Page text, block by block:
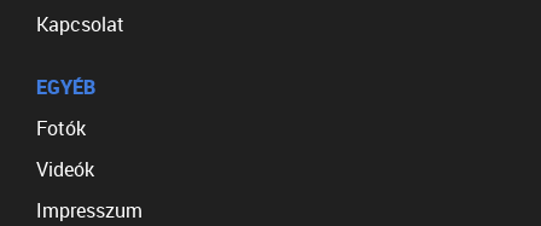
Kapcsolat
EGYÉB
Fotók
Videók
Impresszum